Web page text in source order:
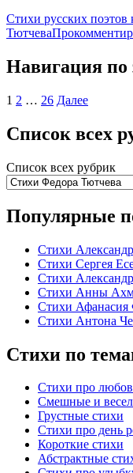
Стихи русских поэтов
Тютчева
Навигация по
1 2 … 26 Далее
Список всех
Список всех рубрик
Популярные
Стихи
Стихи Сергея
Стихи
Стихи Анны
Стихи Афанасия
Стихи Антона
Стихи по
Стихи про
Смешные и
Грустные стихи
Стихи про день
Короткие стихи
Абстрактные